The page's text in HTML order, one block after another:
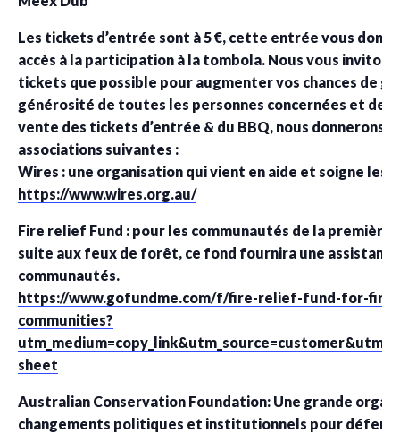
Les tickets d’entrée sont à 5 €, cette entrée vous
accès à la participation à la tombola. Nous vous
tickets que possible pour augmenter vos chances de
générosité de toutes les personnes concernées et des
vente des tickets d’entrée & du BBQ, nous donnerons
associations suivantes :
Wires : une organisation qui vient en aide et soigne les
https://www.wires.org.au/
Fire relief Fund : pour les communautés de la première
suite aux feux de forêt, ce fond fournira une
communautés.
https://www.gofundme.com/f/fire-relief-fund-for-
communities?
sheet
Australian Conservation Foundation: Une grande
changements politiques et institutionnels pour